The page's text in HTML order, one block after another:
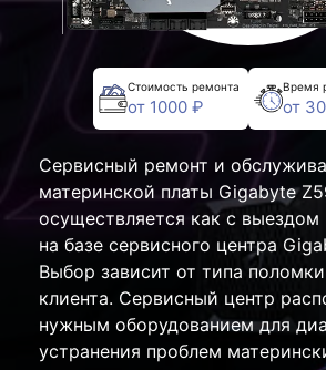
Стоимость ремонта
от 1000 ₽
Время
от
Сервисный ремонт и
материнской платы Gigabyte
осуществляется как с
на базе сервисного центра
Выбор зависит от типа
клиента. Сервисный центр
нужным оборудованием для
устранения проблем